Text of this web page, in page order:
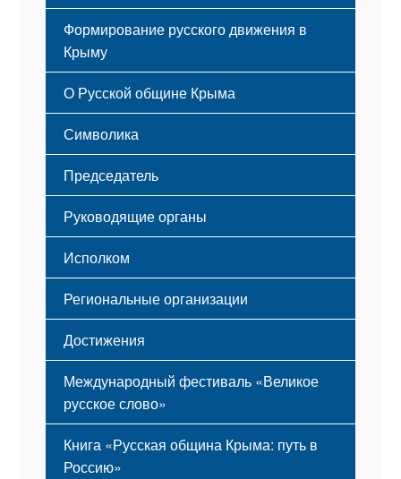
Формирование русского движения в
Крыму
Русский Крым
О Русской общине Крыма
Этапы становления
Принципы деятельности
Структура
Мероприятия
Символика
Флаг
Герб
Гимн
Председатель
Руководящие органы
Исполком
Региональные организации
Достижения
Международный фестиваль «Великое
русское слово»
Книга «Русская община Крыма: путь в
Россию»